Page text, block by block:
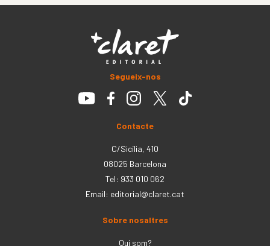
Segueix-nos
Contacte
C/Sicília, 410
08025 Barcelona
Tel: 933 010 062
Email: editorial@claret.cat
Sobre nosaltres
Qui som?